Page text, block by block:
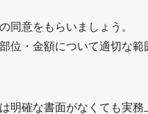
同意をもらいましょう。
位・金額について適切な範
明確な書面がなくても実